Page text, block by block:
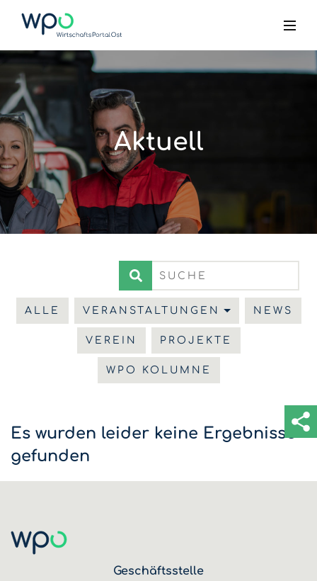
Aktuell
ALLE VERANSTALTUNGEN NEWS
VEREIN PROJEKTE
WPO KOLUMNE
Es wurden leider keine Ergebnisse
gefunden
Geschäftsstelle